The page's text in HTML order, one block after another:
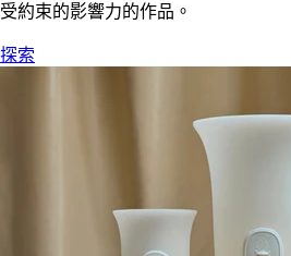
受約束的影響力的作品。
探索